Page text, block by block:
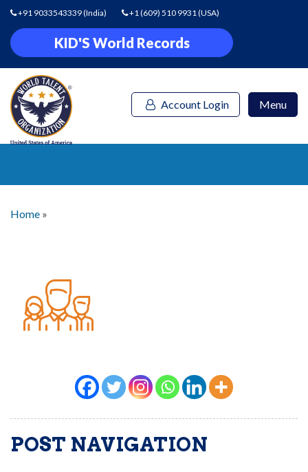
+91 9033543339(India) +1 (609) 510 9931(USA)
KID'S World Records
Account Login Menu
Home »
POST NAVIGATION